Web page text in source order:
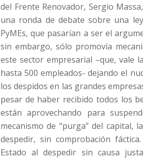
del Frente Renovador, Sergio
una ronda de debate sobre una
PyMEs, que pasarían a ser el
sin embargo, sólo promovía
este sector empresarial –que, vale
hasta 500 empleados- dejando el
los despidos en las grandes
pesar de haber recibido todos los
están aprovechando para
mecanismo de “purga” del capital, la
despedir, sin comprobación
Estado al despedir sin causa